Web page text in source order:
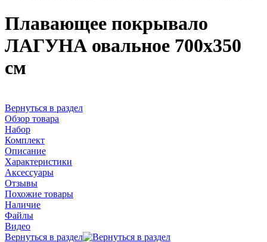
Плавающее покрывало
ЛАГУНА овальное 700х350
см
Вернуться в раздел
Обзор товара
Набор
Комплект
Описание
Характеристики
Аксессуары
Отзывы
Похожие товары
Наличие
Файлы
Видео
Вернуться в раздел